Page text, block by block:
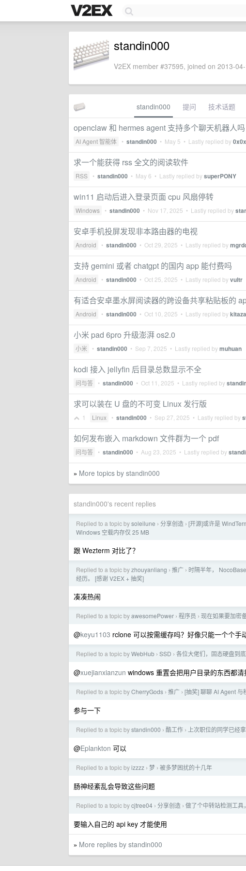
standin000
V2EX member #37595, joined on 2013-
standin000 提问 技术话题
openclaw 和 hermes agent 支持多个聊天机器人吗
AI Agent 智能体 • standin000 • May 5 • Lastly replied by0x0x
求一个能获得 rss 全文的阅读软件
RSS • standin000 • May 6 • Lastly replied bysuperPONY
win11 启动后进入登录页面 cpu 风扇停转
Windows • standin000 • Nov 17, 2025 • Lastly replied by
安卓手机投屏发现非本路由器的电视
Android • standin000 • Oct 29, 2025 • Lastly replied by
支持 gemini 或者 chatgpt 的国内 app 能付费吗
Android • standin000 • Oct 25, 2025 • Lastly replied byvultr
有适合安卓墨水屏阅读器的跨设备共享粘贴板的
Android • standin000 • Oct 10, 2025 • Lastly replied by
小米 pad 6pro 升级澎湃 os2.0
小米 • standin000 • Sep 7, 2025 • Lastly replied bymuhuan
kodi 接入 jellyfin 后目录总数显示不全
问与答 • standin000 • Oct 11, 2025 • Lastly replied by
求可以装在 U 盘的不可变 Linux 发行版
1 Linux • standin000 • Sep 27, 2025 • Lastly replied by
如何发布嵌入 markdown 文件群为一个 pdf
问与答 • standin000 • Aug 23, 2025 • Lastly replied by
» More topics by standin000
standin000's recent replies
Replied to a topic bysoleilune › 分享创造 › [开源]或许是
Windows 空载内存仅 25 MB
跟 Wezterm 对比了？
Replied to a topic byzhouyanliang › 推广 › 时隔半年，
经历。 [感谢 V2EX + 抽奖]
凑凑热闹
Replied to a topic byawesomePower › 程序员 › 现在如果要加密
@keyu1103 rclone 可以按需缓存吗？好像只能一个个手
Replied to a topic byWebHub › SSD › 各位大佬们，固态硬盘到底
@xuejianxianzun windows 重置会把用户目录的东西都清
Replied to a topic byCherryGods › 推广 › [抽奖] 聊聊 AI Agent 与
参与一下
Replied to a topic bystandin000 › 酷工作 › 上次职位的同学已经
@Eplankton 可以
Replied to a topic byizzzz › 梦 › 被多梦困扰的十几年
肠神经紊乱会导致这些问题
Replied to a topic bycjtree04 › 分享创造 › 做了个中转站检测工具
要输入自己的 api key 才能使用
» More replies by standin000